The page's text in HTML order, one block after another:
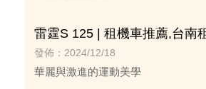
雷霆S 125 | 租機車推薦,台南
發佈：2024/12/18
華麗與激進的運動美學